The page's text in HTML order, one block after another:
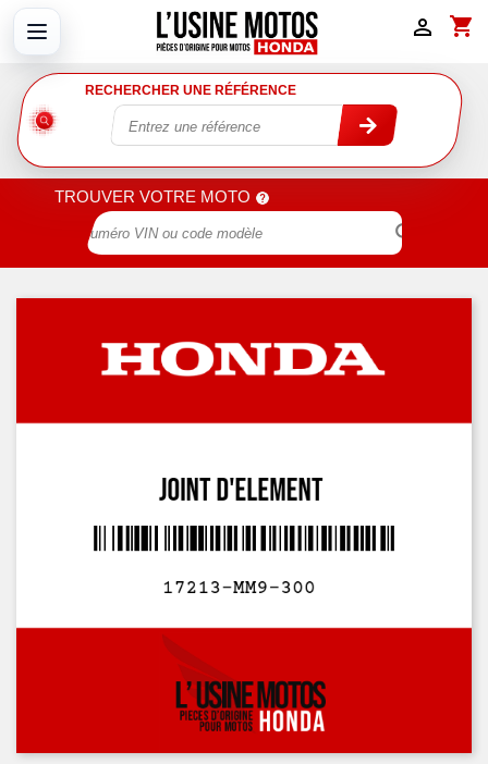
shopping_cart

RECHERCHER UNE RÉFÉRENCE
TROUVER VOTRE MOTO
